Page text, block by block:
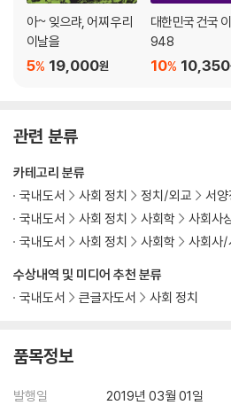
아~ 잊으랴, 어찌 우리
이날을
19,000원
5%
대한민국 건국
948
10,350
10%
관련 분류
수상내역 및 미디어 추천 분류
국내도서
큰글자도서 사회 정치
카테고리 분류
국내도서
사회 정치 정치/외교
서
국내도서
사회 정치 사회학
사회사
국내도서
사회 정치 사회학 사회사/
품목정보
발행일
2019년 03월 01일